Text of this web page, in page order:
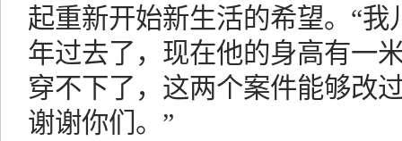
起重新开始新生活的希望。“
年过去了，现在他的身高有一
穿不下了，这两个案件能够改
谢谢你们。”